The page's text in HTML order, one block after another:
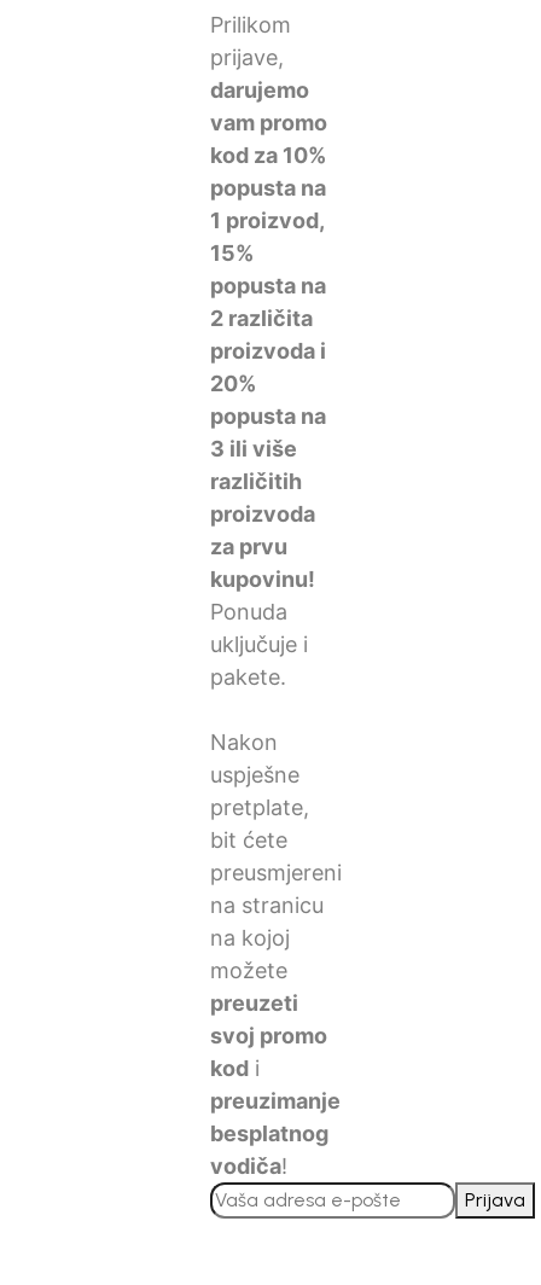
Prilikom
prijave,
darujemo
vam promo
kod za 10%
popusta na
1 proizvod,
15%
popusta na
2 različita
proizvoda i
20%
popusta na
3 ili više
različitih
proizvoda
za prvu
kupovinu!
Ponuda
uključuje i
pakete.
Nakon
uspješne
pretplate,
bit ćete
preusmjereni
na stranicu
na kojoj
možete
preuzeti
svoj promo
kod i
preuzimanje
besplatnog
vodiča!
Prijava